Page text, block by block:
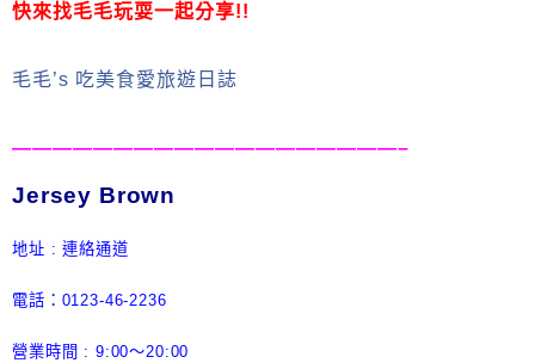
快來找毛毛玩耍一起分享!!
毛毛’s 吃美食愛旅遊日誌
———————————————————–
Jersey Brown
地址 : 連絡通道
電話：0123-46-2236
營業時間 : 9:00～20:00